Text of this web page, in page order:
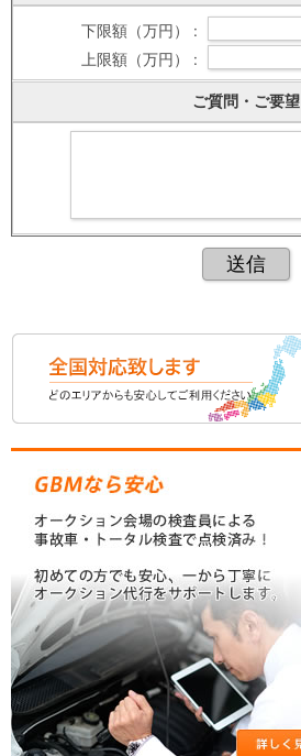
下限額（万円） :
上限額（万円） :
ご質問・ご要望